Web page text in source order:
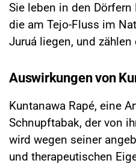
Sie leben in den
die am Tejo-Fluss im
Juruá liegen, und
Auswirkungen von
Kuntanawa Rapé, eine
Schnupftabak, der von
wird wegen seiner
und therapeutischen